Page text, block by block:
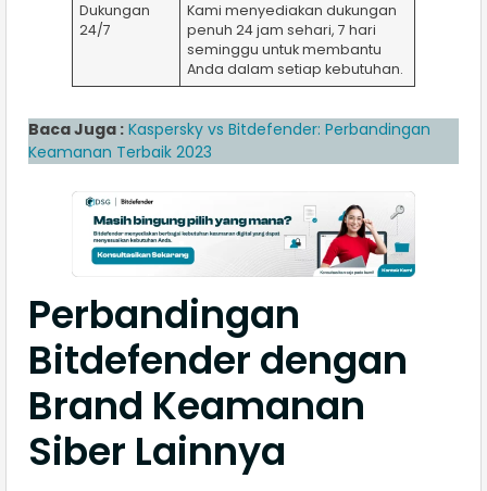
Dukungan
24/7
Kami menyediakan dukungan
penuh 24 jam sehari, 7 hari
seminggu untuk membantu
Anda dalam setiap kebutuhan.
Baca Juga : Kaspersky vs Bitdefender: Perbandingan
Keamanan Terbaik 2023
Perbandingan
Bitdefender dengan
Brand Keamanan
Siber Lainnya